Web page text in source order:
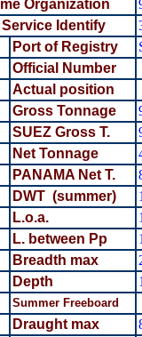
Organization
Identify
Port of Registry
Official Number
Actual position
Gross Tonnage
SUEZ Gross T.
Net Tonnage
PANAMA Net T.
DWT (summer)
L.o.a.
L. between Pp
Breadth max
Depth
Summer Freeboard
Draught max